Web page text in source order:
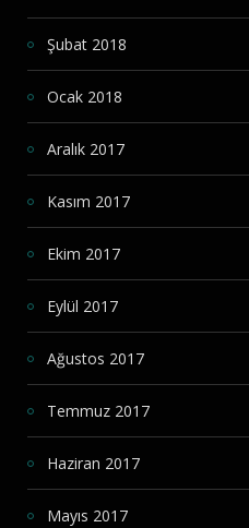
Şubat 2018
Ocak 2018
Aralık 2017
Kasım 2017
Ekim 2017
Eylül 2017
Ağustos 2017
Temmuz 2017
Haziran 2017
Mayıs 2017